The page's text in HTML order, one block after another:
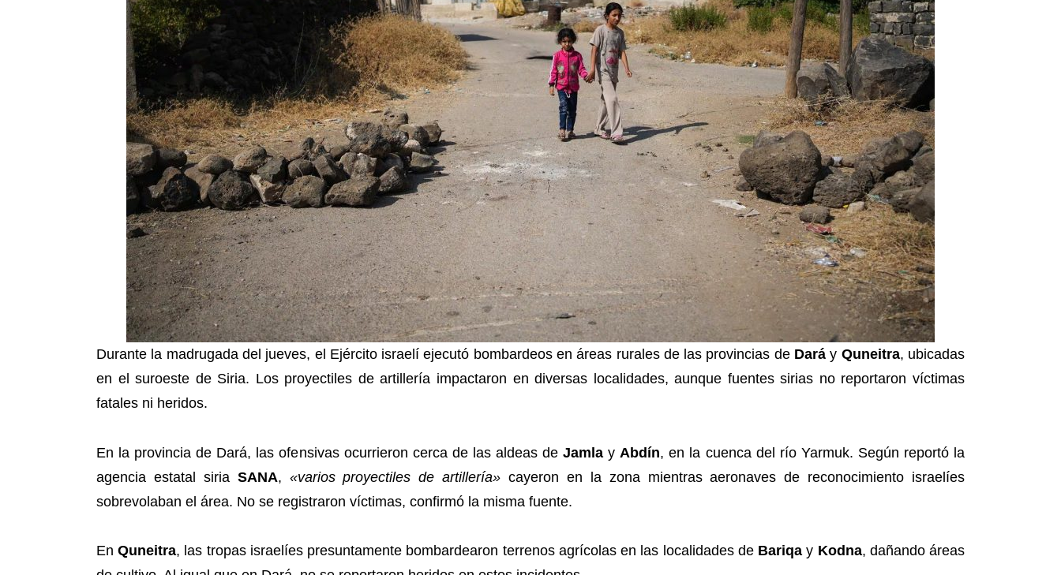
Durante la madrugada del jueves, el Ejército israelí ejecutó bombardeos en áreas rurales de las provincias de Dará y Quneitra, ubicadas
en el suroeste de Siria. Los proyectiles de artillería impactaron en diversas localidades, aunque fuentes sirias no reportaron víctimas
fatales ni heridos.
En la provincia de Dará, las ofensivas ocurrieron cerca de las aldeas deJamla y Abdín, en la cuenca del río Yarmuk. Según reportó la
agencia estatal siria SANA, «varios proyectiles de artillería» cayeron en la zona mientras aeronaves de reconocimiento israelíes
sobrevolaban el área. No se registraron víctimas, confirmó la misma fuente.
EnQuneitra, las tropas israelíes presuntamente bombardearon terrenos agrícolas en las localidades de Bariqa y Kodna, dañando áreas